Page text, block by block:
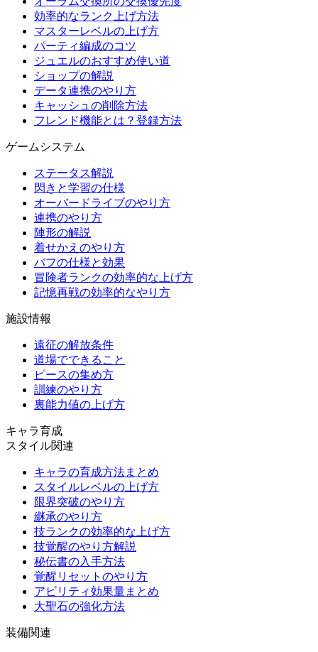
効率的なランク上げ方法
マスターレベルの上げ方
パーティ編成のコツ
ジュエルのおすすめ使い道
ショップの解説
データ連携のやり方
キャッシュの削除方法
フレンド機能とは？登録方法
ゲームシステム
ステータス解説
閃きと学習の仕様
オーバードライブのやり方
連携のやり方
陣形の解説
着せかえのやり方
バフの仕様と効果
冒険者ランクの効率的な上げ方
記憶再戦の効率的なやり方
施設情報
遠征の解放条件
道場でできること
ピースの集め方
訓練のやり方
裏能力値の上げ方
キャラ育成
スタイル関連
キャラの育成方法まとめ
スタイルレベルの上げ方
限界突破のやり方
継承のやり方
技ランクの効率的な上げ方
技覚醒のやり方解説
秘伝書の入手方法
覚醒リセットのやり方
アビリティ効果量まとめ
大聖石の強化方法
装備関連